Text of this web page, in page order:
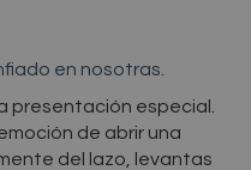
en nosotras.
con lazo grabada
presentación especial.
de abrir una
del lazo, levantas